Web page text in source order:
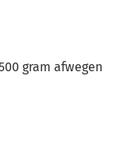
gram afwegen